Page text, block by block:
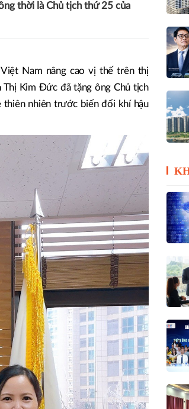
thời là Chủ tịch thứ 25 của
Nam nâng cao vị thế trên thị
Kim Đức đã tặng ông Chủ tịch
thiên nhiên trước biến đổi khí hậu